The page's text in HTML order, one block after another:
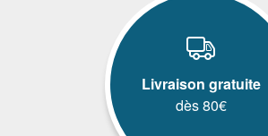
Livraison gratuite
dès 80€